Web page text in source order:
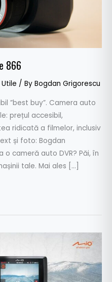
866
Utile / By Bogdan Grigorescu
”best buy”. Camera auto
prețul accesibil,
ridicată a filmelor, inclusiv
și foto: Bogdan
cameră auto DVR? Păi, în
tale. Mai ales […]